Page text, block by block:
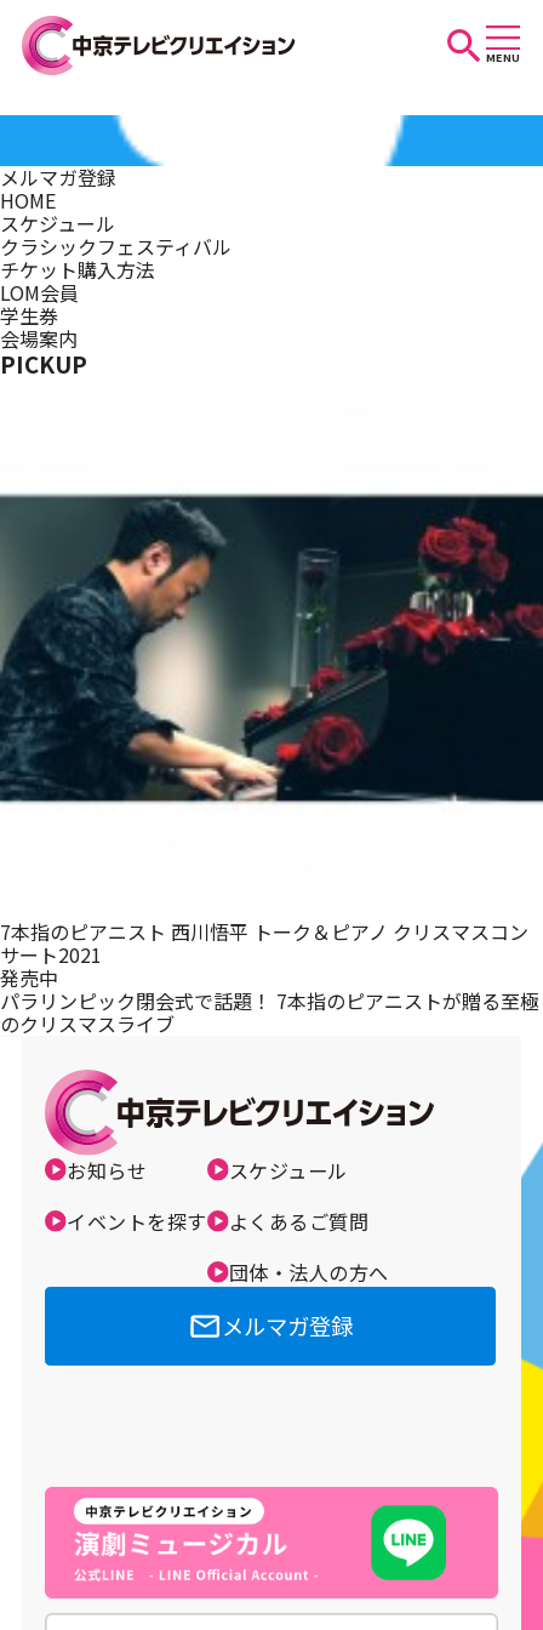
MENU
お知らせ
スケジュール
イベントを探す
メルマガ登録
メルマガ登録
HOME
スケジュール
クラシックフェスティバル
チケット購入方法
LOM会員
学生券
会場案内
PICKUP
7本指のピアニスト 西川悟平 トーク＆ピアノ クリスマスコン
サート2021
発売中
パラリンピック閉会式で話題！ 7本指のピアニストが贈る至極
のクリスマスライブ
お知らせ
イベントを探す
スケジュール
よくあるご質問
団体・法人の方へ
メルマガ登録